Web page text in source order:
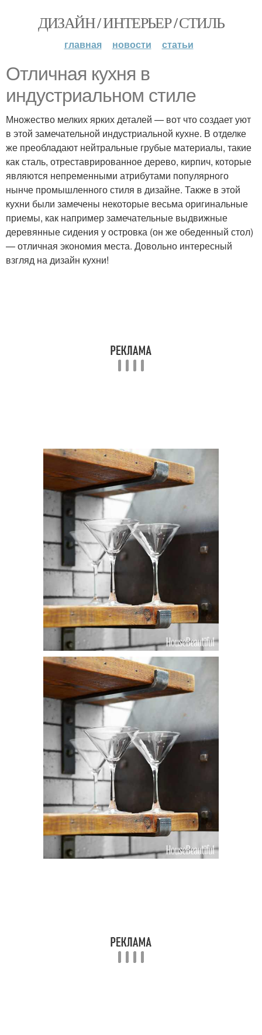
ДИЗАЙН / ИНТЕРЬЕР / СТИЛЬ
главная новости статьи
Отличная кухня в
индустриальном стиле
Множество мелких ярких деталей — вот что создает уют
в этой замечательной индустриальной кухне. В отделке
же преобладают нейтральные грубые материалы, такие
как сталь, отреставрированное дерево, кирпич, которые
являются непременными атрибутами популярного
нынче промышленного стиля в дизайне. Также в этой
кухни были замечены некоторые весьма оригинальные
приемы, как например замечательные выдвижные
деревянные сидения у островка (он же обеденный стол)
— отличная экономия места. Довольно интересный
взгляд на дизайн кухни!